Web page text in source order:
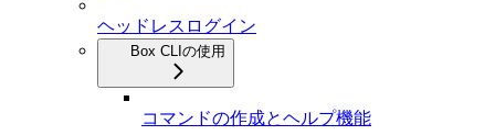
ヘッドレスログイン
Box CLIの使用
コマンドの作成とヘルプ機能